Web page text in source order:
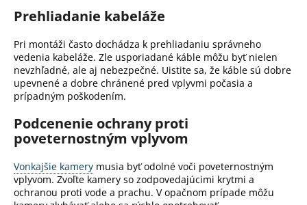
Prehliadanie kabeláže
Pri montáži často dochádza k prehliadaniu správneho
vedenia kabeláže. Zle usporiadané káble môžu byť nielen
nevzhľadné, ale aj nebezpečné. Uistite sa, že káble sú dobre
upevnené a dobre chránené pred vplyvmi počasia a
prípadným poškodením.
Podcenenie ochrany proti
poveternostným vplyvom
Vonkajšie kamery musia byť odolné voči poveternostným
vplyvom. Zvoľte kamery so zodpovedajúcimi krytmi a
ochranou proti vode a prachu. V opačnom prípade môžu